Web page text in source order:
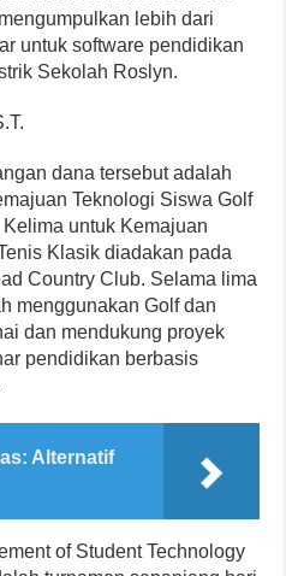
lebih dari
untuk software pendidikan
Sekolah Roslyn.
dana tersebut adalah
Teknologi Siswa Golf
untuk Kemajuan
Klasik diadakan pada
Country Club. Selama lima
menggunakan Golf dan
dan mendukung proyek
pendidikan berbasis
Alternatif
of Student Technology